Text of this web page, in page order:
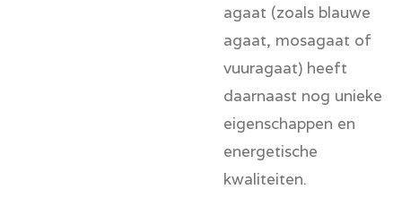
agaat (zoals blauwe
agaat, mosagaat of
vuuragaat) heeft
daarnaast nog unieke
eigenschappen en
energetische
kwaliteiten.